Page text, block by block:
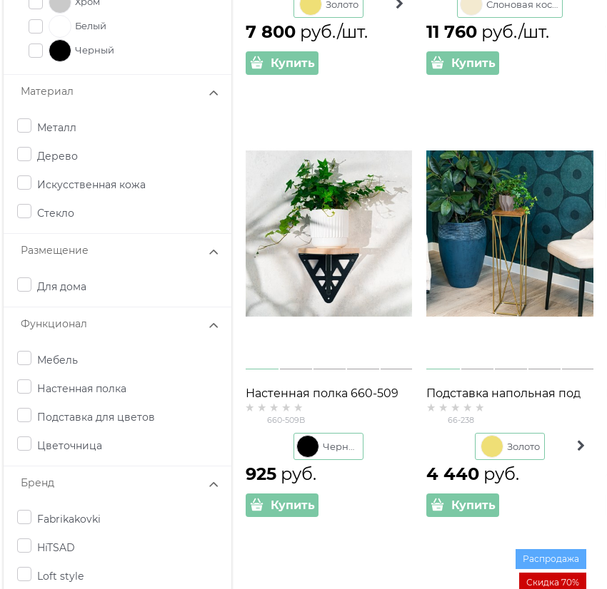
Белый
Черный
Материал
Металл
Дерево
Искусственная кожа
Стекло
Размещение
Для дома
Функционал
Мебель
Настенная полка
Подставка для цветов
Цветочница
Бренд
Fabrikakovki
HiTSAD
Loft style
Золото
7 800 руб./шт.
Купить
11 760 руб./шт.
Купить
Настенная полка 660-509
дерево и металл
660-509B
925 руб.
Купить
Подставка напольная под
цветы Лофт 66-238 h=72см
66-238
Золото
4 440 руб.
Купить
Распродажа
Скидка 70%